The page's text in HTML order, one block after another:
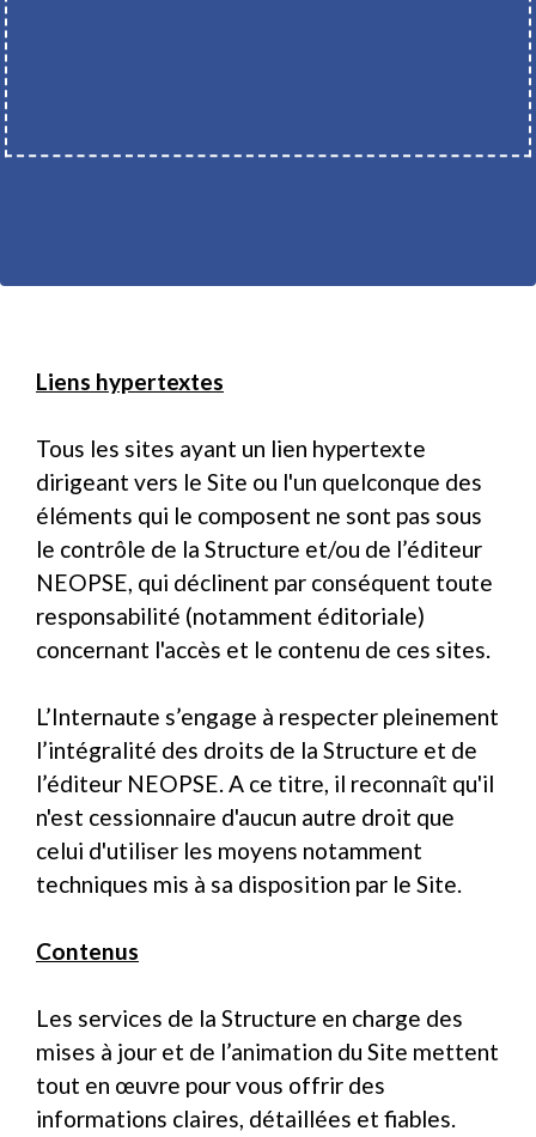
Liens hypertextes
Tous les sites ayant un lien hypertexte
dirigeant vers le Site ou l'un quelconque des
éléments qui le composent ne sont pas sous
le contrôle de la Structure et/ou de l’éditeur
NEOPSE, qui déclinent par conséquent toute
responsabilité (notamment éditoriale)
concernant l'accès et le contenu de ces sites.
L’Internaute s’engage à respecter pleinement
l’intégralité des droits de la Structure et de
l’éditeur NEOPSE. A ce titre, il reconnaît qu'il
n'est cessionnaire d'aucun autre droit que
celui d'utiliser les moyens notamment
techniques mis à sa disposition par le Site.
Contenus
Les services de la Structure en charge des
mises à jour et de l’animation du Site mettent
tout en œuvre pour vous offrir des
informations claires, détaillées et fiables.